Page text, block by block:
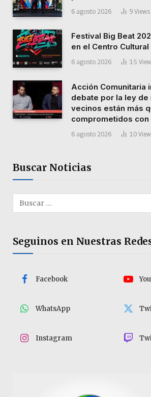
6 agosto 2026 9 Views
Festival Big Beat
en el Centro
6 agosto 2026 15
Acción Comunitaria
debate por la ley de
vecinos están más
comprometidos con
6 agosto 2026 10
Buscar Noticias
Seguinos en Nuestras
Facebook
WhatsApp
Instagram